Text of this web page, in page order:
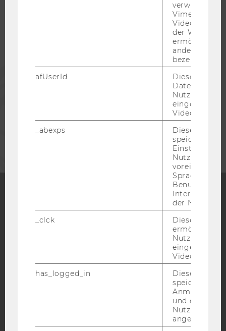
PRESSE
UNTERNEHMEN
FacebookInstagramBlog
Bluesky
BARRIEREFREIHEITSERKLÄRUNG WEBSEITE
verwendet,
Vimeo-
der WU-
ermöglichen
andere nicht
bezeichnete
afUserId
Dieses
Daten von
Videos
_abexps
Dieses Cookie
speichert
Nutzer*in, zB.
Sprache,
der Nutzer*in
_clck
Dieses Cookie
ermöglicht
Nutzung des
Video Players
has_logged_in
Dieses Cookie
speichert
und ob sich
Nutzer*in
angemeldet